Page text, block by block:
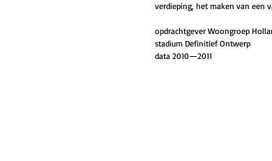
verdieping, het maken van een
opdrachtgever Woongroep
stadium Definitief Ontwerp
data 2010—2011